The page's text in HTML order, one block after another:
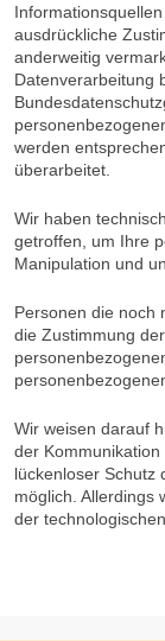
ausdrückliche
anderweitig
Datenverarbeitung
werden
überarbeitet.
Wir haben
getroffen, um Ihre
Manipulation und
Personen die noch
die Zustimmung
Wir weisen darauf
der
lückenloser
möglich. Allerdings
der